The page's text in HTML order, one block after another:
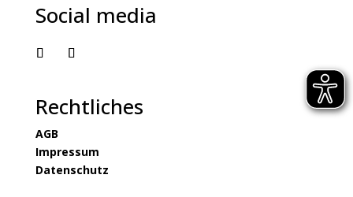
Social media
Rechtliches
AGB
Impressum
Datenschutz